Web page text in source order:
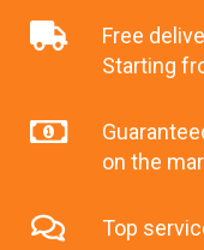
Free
Starting
on the
Top